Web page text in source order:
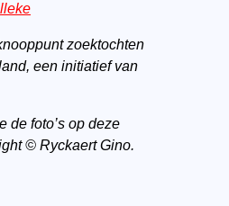
zoektochten
een initiatief van
de foto’s op deze
© Ryckaert Gino.